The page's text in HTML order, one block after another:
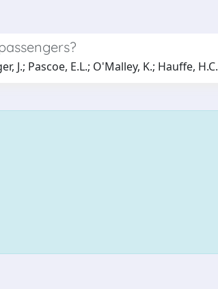
J.; Pascoe, E.L.; O'Malley, K.; Hauffe, H.C.